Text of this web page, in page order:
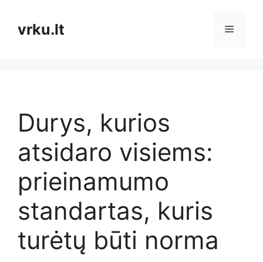
turiniovrku.lt Meniu
Durys, kurios
atsidaro visiems:
prieinamumo
standartas, kuris
turėtų būti norma